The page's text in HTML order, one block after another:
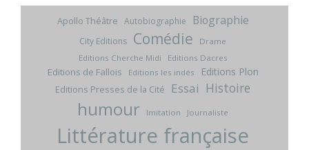
Apollo Théâtre Autobiographie Biographie
City Editions Comédie
Drame
Editions Cherche Midi
Editions Dacres
Editions de Fallois Editions les indés Editions Plon
Editions Presses de la Cité Essai Histoire
humour Imitation Journaliste
Littérature française